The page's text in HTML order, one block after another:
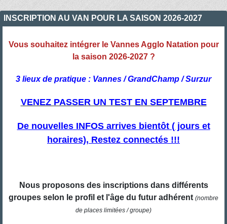
INSCRIPTION AU VAN POUR LA SAISON 2026-2027
Vous souhaitez intégrer le Vannes Agglo Natation pour
la saison 2026-2027 ?
3 lieux de pratique : Vannes / GrandChamp / Surzur
VENEZ PASSER UN TEST EN SEPTEMBRE
De nouvelles INFOS arrives bientôt ( jours et
horaires), Restez connectés !!!
Nous proposons des inscriptions dans différents
groupes selon le profil et l'âge du futur adhérent (nombre
de places limitées / groupe)